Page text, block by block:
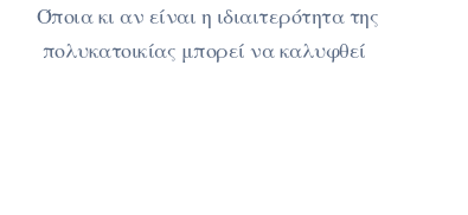
Όποια κι αν είναι η ιδιαιτερότητα της
πολυκατοικίας μπορεί να καλυφθεί